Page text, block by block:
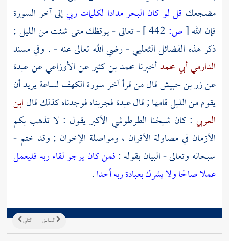
مضجعك قل لو كان البحر مدادا لكلمات ربيإلى آخر السورة
فإن الله[ص:
- تعالى - يوقظك متى شئت من الليل ;
ذكر هذه الفضائلالثعلبي- رضي الله تعالى عنه - . وفي مسند
الدارمي أبي محمدأخبرنا محمد بن كثيرعنالأوزاعيعنعبدة
عنزر بن حبيشقال من قرأ آخر سورة الكهف لساعة يريد أن
يقوم من الليل قامها ; قالعبدةفجربناه فوجدناه كذلك قالابن
العربي : كان شيخنا الطرطوشي الأكبر يقول : لا تذهب بكم
الأزمان في مصاولة الأقران ، ومواصلة الإخوان ; وقد ختم -
سبحانه وتعالى - البيان بقوله :فمن كان يرجو لقاء ربه فليعمل
عملا صالحا ولا يشرك بعبادة ربه أحدا.
التالي السابق